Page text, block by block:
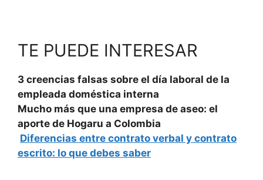
TE PUEDE INTERESAR
3 creencias falsas sobre el día laboral de la
empleada doméstica interna
Mucho más que una empresa de aseo: el
aporte de Hogaru a Colombia
Diferencias entre contrato verbal y contrato
escrito: lo que debes saber